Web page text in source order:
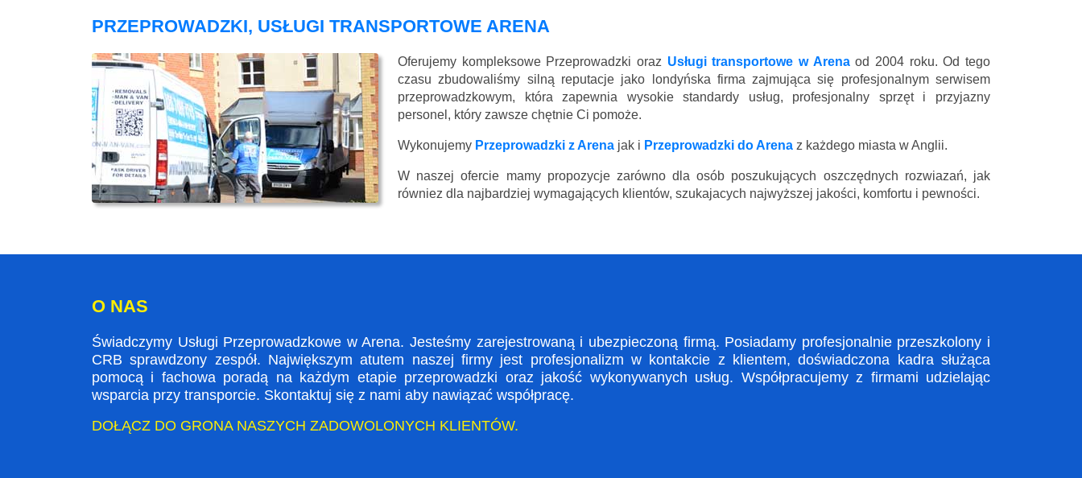
PRZEPROWADZKI, USŁUGI TRANSPORTOWE ARENA
Oferujemy kompleksowe Przeprowadzki oraz Usługi transportowe w Arenaod 2004 roku. Od tego
czasu zbudowaliśmy silną reputacje jako londyńska firma zajmująca się profesjonalnym serwisem
przeprowadzkowym, która zapewnia wysokie standardy usług, profesjonalny sprzęt i przyjazny
personel, który zawsze chętnie Ci pomoże.
Wykonujemy Przeprowadzki z Arena jak i Przeprowadzki do Arena z każdego miasta w Anglii.
W naszej ofercie mamy propozycje zarówno dla osób poszukujących oszczędnych rozwiazań, jak
równiez dla najbardziej wymagających klientów, szukajacych najwyższej jakości, komfortu i pewności.
O NAS
Świadczymy Usługi Przeprowadzkowe w Arena. Jesteśmy zarejestrowaną i ubezpieczoną firmą. Posiadamy profesjonalnie przeszkolony i
CRB sprawdzony zespół. Największym atutem naszej firmy jest profesjonalizm w kontakcie z klientem, doświadczona kadra służąca
pomocą i fachowa poradą na każdym etapie przeprowadzki oraz jakość wykonywanych usług. Współpracujemy z firmami udzielając
wsparcia przy transporcie. Skontaktuj się z nami aby nawiązać współpracę.
DOŁĄCZ DO GRONA NASZYCH ZADOWOLONYCH KLIENTÓW.